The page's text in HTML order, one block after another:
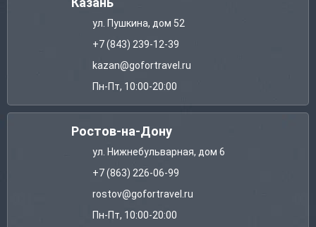
ул. Пушкина, дом 52
+7 (843) 239-12-39
kazan@gofortravel.ru
Пн-Пт, 10:00-20:00
Ростов-на-Дону
ул. Нижнебульварная, дом 6
+7 (863) 226-06-99
rostov@gofortravel.ru
Пн-Пт, 10:00-20:00